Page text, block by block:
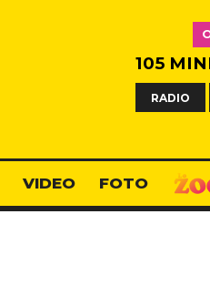
105
RADIO
VIDEO FOTO